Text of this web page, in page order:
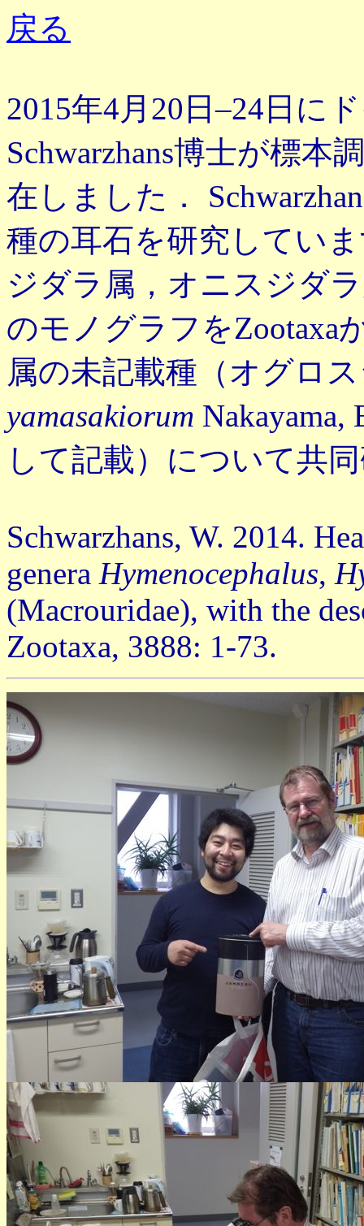
戻る
2015年4月20日–24日に
Schwarzhans博士が標本
在しました．
種の耳石を研究してい
ジダラ属，オニスジダ
のモノグラフをZootaxa
属の未記載種（オグロ
yamasakiorum Nakayama,
して記載）について共
Schwarzhans, W. 2014.
genera Hymenocephalus,
(Macrouridae), with the
Zootaxa, 3888: 1-73.